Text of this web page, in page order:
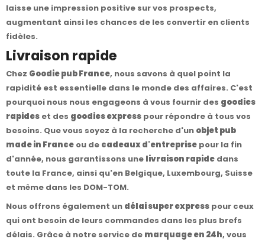
laisse une impression positive sur vos prospects,
augmentant ainsi les chances de les convertir en clients
fidèles.
Livraison rapide
Chez Goodie pub France, nous savons à quel point la
rapidité est essentielle dans le monde des affaires. C'est
pourquoi nous nous engageons à vous fournir des goodies
rapides et des goodies express pour répondre à tous vos
besoins. Que vous soyez à la recherche d'un objet pub
made in France ou de cadeaux d'entreprise pour la fin
d'année, nous garantissons une livraison rapide dans
toute la France, ainsi qu'en Belgique, Luxembourg, Suisse
et même dans les DOM-TOM.
Nous offrons également un délai super express pour ceux
qui ont besoin de leurs commandes dans les plus brefs
délais. Grâce à notre service de marquage en 24h, vous